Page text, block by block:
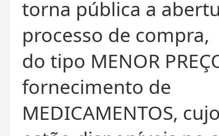
torna pública a
processo de compra,
do tipo MENOR
fornecimento de
MEDICAMENTOS,